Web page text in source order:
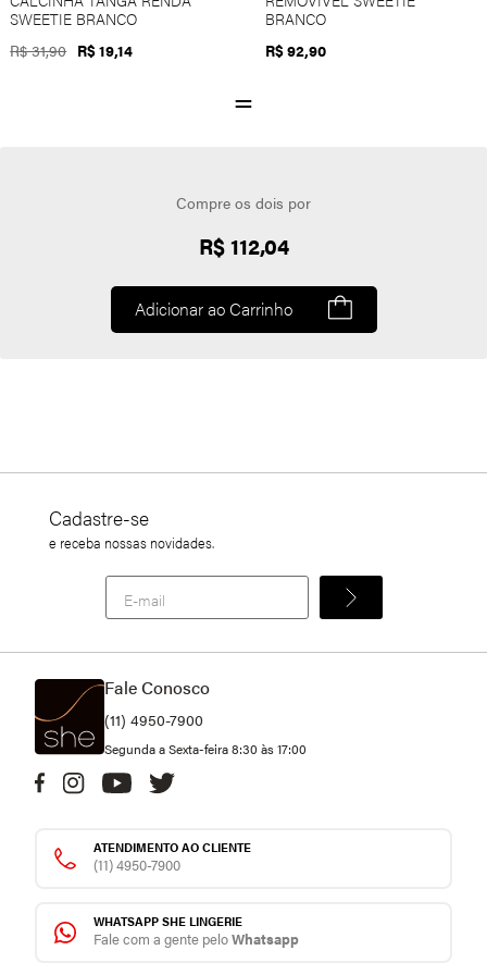
SWEETIE BRANCO
R$ 31,90 R$ 19,14
BRANCO
R$ 92,90
Compre os dois por
R$ 112,04
Adicionar ao Carrinho
Cadastre-se
e receba nossas novidades.
Fale Conosco
(11) 4950-7900
Segunda a Sexta-feira 8:30 às 17:00
ATENDIMENTO AO CLIENTE
(11) 4950-7900
WHATSAPP SHE LINGERIE
Fale com a gente peloWhatsapp